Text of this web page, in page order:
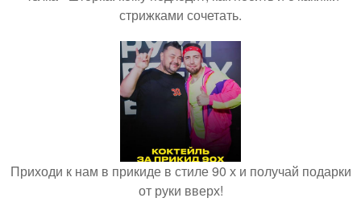
стрижками сочетать.
Приходи к нам в прикиде в стиле 90 х и получай подарки
от руки вверх!